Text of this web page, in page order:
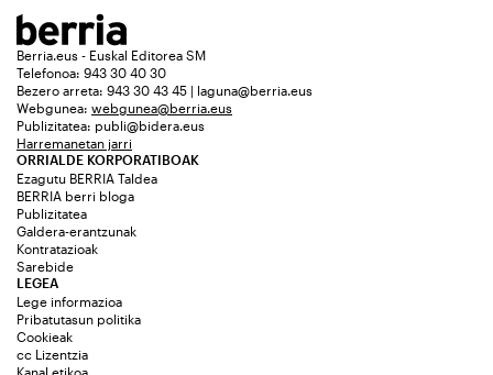
Berria.eus - Euskal Editorea SM
Telefonoa: 943 30 40 30
Bezero arreta: 943 30 43 45 | laguna@berria.eus
Webgunea: webgunea@berria.eus
Publizitatea: publi@bidera.eus
Harremanetan jarri
ORRIALDE KORPORATIBOAK
Ezagutu BERRIA Taldea
BERRIA berri bloga
Publizitatea
Galdera-erantzunak
Kontratazioak
Sarebide
LEGEA
Lege informazioa
Pribatutasun politika
Cookieak
cc Lizentzia
Kanal etikoa